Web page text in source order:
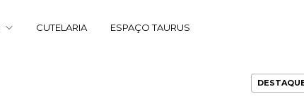
CUTELARIA ESPAÇO TAURUS